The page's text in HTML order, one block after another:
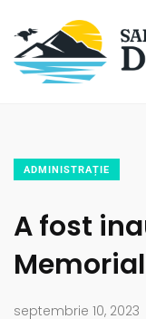
ADMINISTRAȚIE
A fost
septembrie 10, 2023